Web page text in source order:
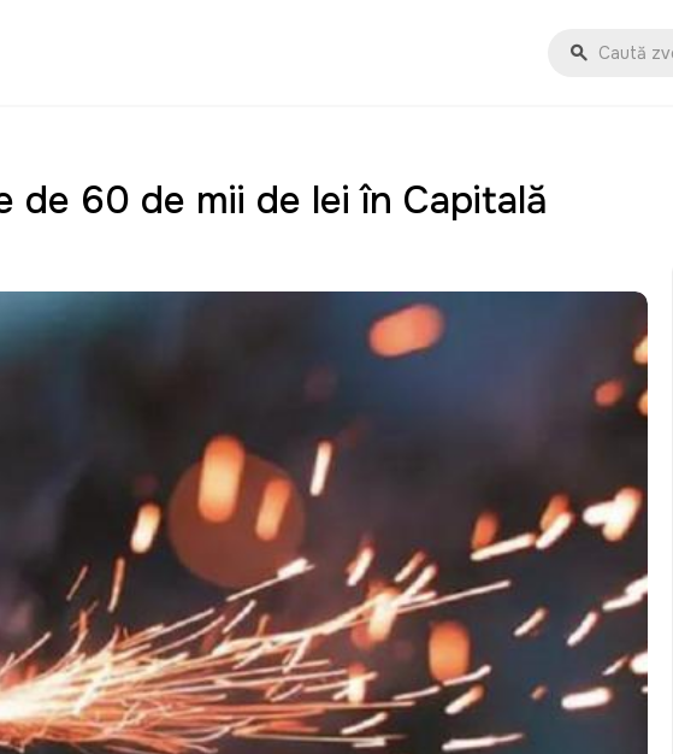
de 60 de mii de lei în Capitală